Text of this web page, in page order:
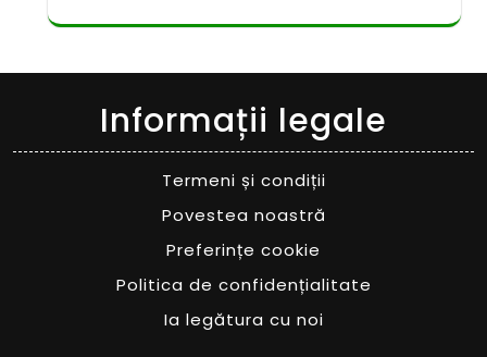
Informații legale
Termeni și condiții
Povestea noastră
Preferințe cookie
Politica de confidențialitate
Ia legătura cu noi